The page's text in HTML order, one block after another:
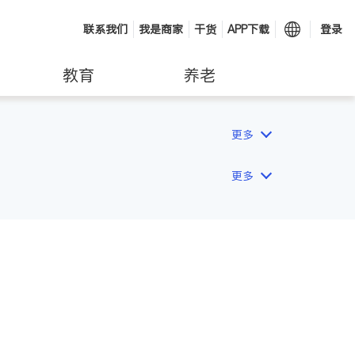
联系我们 我是商家 干货 APP下载 登录
教育 养老
更多
更多